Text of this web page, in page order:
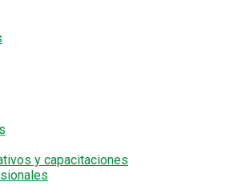
y capacitaciones